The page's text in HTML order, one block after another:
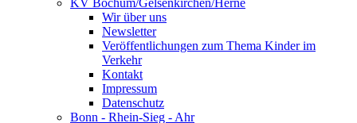
KV Bochum/Gelsenkirchen/Herne
Wir über uns
Newsletter
Veröffentlichungen zum Thema Kinder im
Verkehr
Kontakt
Impressum
Datenschutz
Bonn - Rhein-Sieg - Ahr